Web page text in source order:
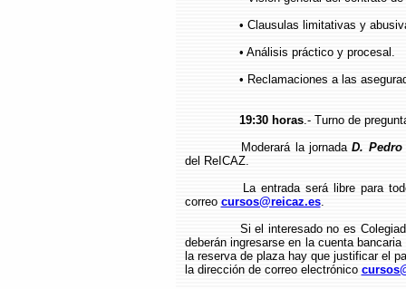
• Clausulas limitativas y
• Análisis práctico y procesal.
• Reclamaciones a las
19:30 horas.- Turno de
Moderará la jornadaD. Pedro
del ReICAZ.
La entrada será libre para
correo cursos@reicaz.es.
Si el interesado no es
deberán ingresarse en la cuenta
la reserva de plaza hay que justificar el
la dirección de correo electrónico